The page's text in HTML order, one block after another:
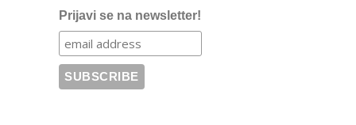
Prijavi se na newsletter!